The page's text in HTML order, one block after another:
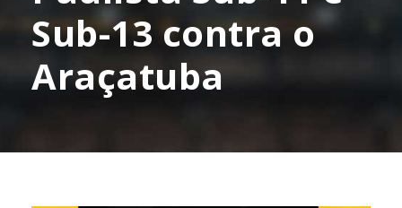
Sub-13 contra o
Araçatuba